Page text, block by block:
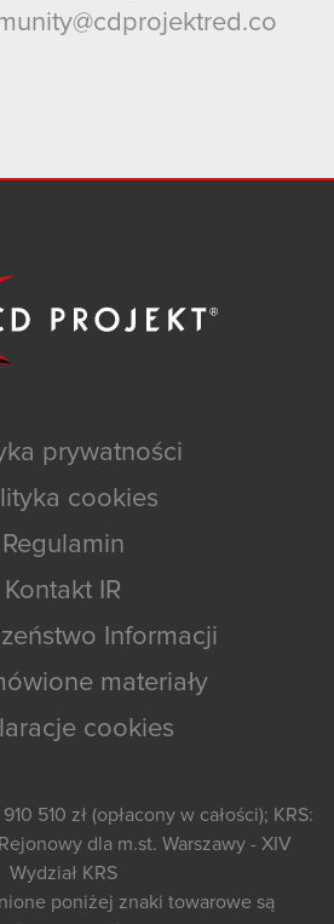
prywatności
cookies
Regulamin
Kontakt IR
Informacji
materiały
cookies
510 zł (opłacony w całości); KRS:
dla m.st. Warszawy - XIV
Wydział KRS
poniżej znaki towarowe są